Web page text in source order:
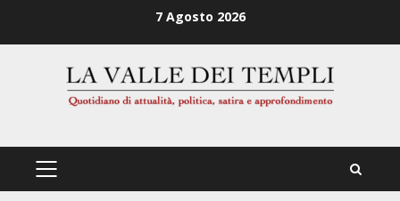
7 Agosto 2026
PRIMÄRES